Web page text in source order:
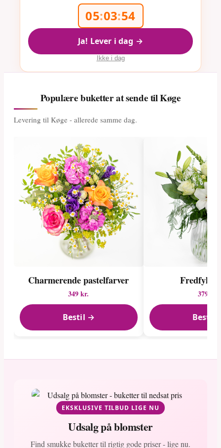
05:03:54
Ja! Lever i dag →
Ikke i dag
Populære buketter at sende til Køge
Levering til Køge - allerede samme dag.
Charmerende pastelfarver
349 kr.
Bestil →
Fredfyldt
379 kr.
Bestil
EKSKLUSIVE TILBUD LIGE NU
Udsalg på blomster
Find smukke buketter til rigtig gode priser - lige nu.